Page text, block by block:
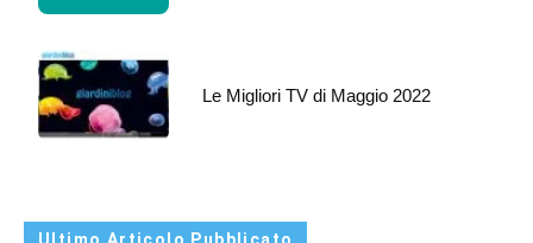
Le Migliori TV di Maggio 2022